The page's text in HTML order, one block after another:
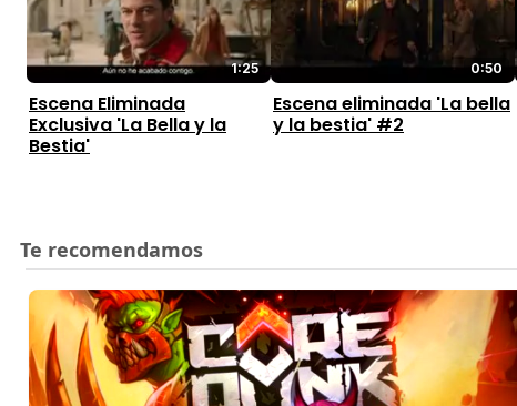
1:25
Escena Eliminada
Exclusiva 'La Bella y la
Bestia'
0:50
Escena eliminada 'La bella
y la bestia' #2